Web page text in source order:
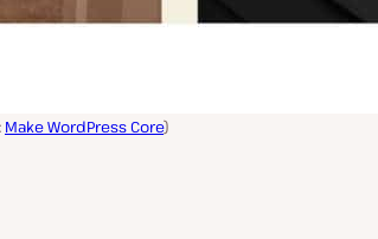
Make WordPress Core)